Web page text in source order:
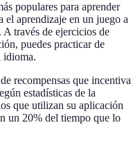
populares para aprender
aprendizaje en un juego a
través de ejercicios de
puedes practicar de
idioma.
recompensas que incentiva
estadísticas de la
que utilizan su aplicación
un 20% del tiempo que lo